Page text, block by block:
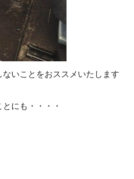
いことをおススメいたします
にも・・・・